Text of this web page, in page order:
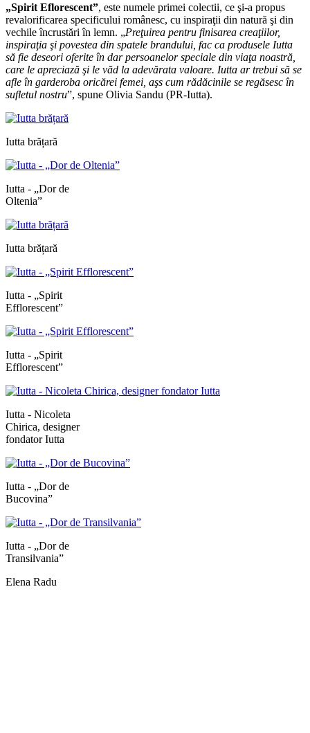
„Spirit Eflorescent”, este numele primei colectii, ce şi-a propus
revalorificarea specificului românesc, cu inspiraţii din natură şi din
vechile încrustări în lemn. „Preţuirea pentru finisarea creaţiilor,
inspiraţia şi povestea din spatele brandului, fac ca produsele Iutta
să fie deseori oferite în dar persoanelor speciale din viaţa noastră,
care le apreciază şi le văd la adevărata valoare. Iutta ar trebui să se
afle în garderoba oricărei femei, aşs cum rădăcinile se regăsesc în
sufletul nostru”, spune Olivia Sandu (PR-Iutta).
Iutta brățară
Iutta - „Dor de
Oltenia”
Iutta brățară
Iutta - „Spirit
Efflorescent”
Iutta - „Spirit
Efflorescent”
Iutta - Nicoleta
Chirica, designer
fondator Iutta
Iutta - „Dor de
Bucovina”
Iutta - „Dor de
Transilvania”
Elena Radu